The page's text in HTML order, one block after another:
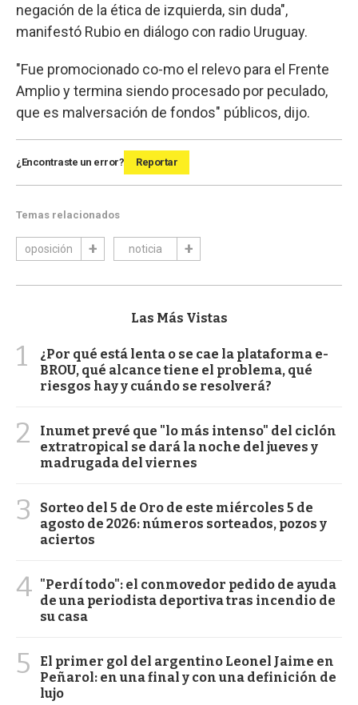
negación de la ética de izquierda, sin duda",
manifestó Rubio en diálogo con radio Uruguay.
"Fue promocionado co-mo el relevo para el Frente
Amplio y termina siendo procesado por peculado,
que es malversación de fondos" públicos, dijo.
¿Encontraste un error? Reportar
Temas relacionados
oposición noticia
Las Más Vistas
1
¿Por qué está lenta o se cae la plataforma e-
BROU, qué alcance tiene el problema, qué
riesgos hay y cuándo se resolverá?
2
Inumet prevé que "lo más intenso" del ciclón
extratropical se dará la noche del jueves y
madrugada del viernes
3
Sorteo del 5 de Oro de este miércoles 5 de
agosto de 2026: números sorteados, pozos y
aciertos
4 "Perdí todo": el conmovedor pedido de ayuda
de una periodista deportiva tras incendio de
su casa
5
El primer gol del argentino Leonel Jaime en
Peñarol: en una final y con una definición de
lujo